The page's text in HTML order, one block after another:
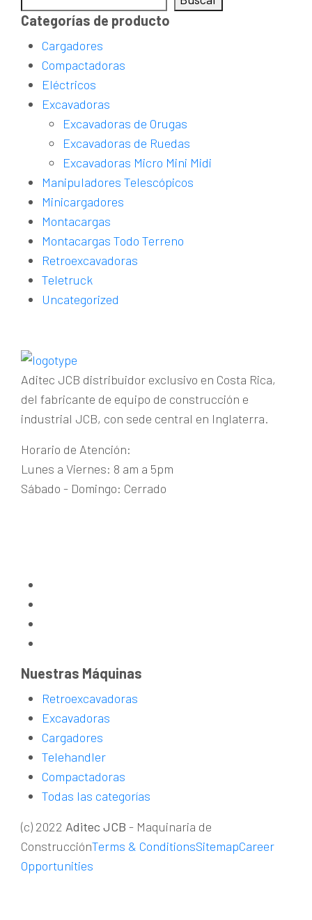
Categorías de producto
Cargadores
Compactadoras
Eléctricos
Excavadoras
Excavadoras de Orugas
Excavadoras de Ruedas
Excavadoras Micro Mini Midi
Manipuladores Telescópicos
Minicargadores
Montacargas
Montacargas Todo Terreno
Retroexcavadoras
Teletruck
Uncategorized
Aditec JCB distribuidor exclusivo en Costa Rica,
del fabricante de equipo de construcción e
industrial JCB, con sede central en Inglaterra.
Horario de Atención:
Lunes a Viernes: 8 am a 5pm
Sábado - Domingo: Cerrado
Nuestras Máquinas
Retroexcavadoras
Excavadoras
Cargadores
Telehandler
Compactadoras
Todas las categorías
(c) 2022 Aditec JCB - Maquinaria de
ConstrucciónTerms & ConditionsSitemapCareer
Opportunities